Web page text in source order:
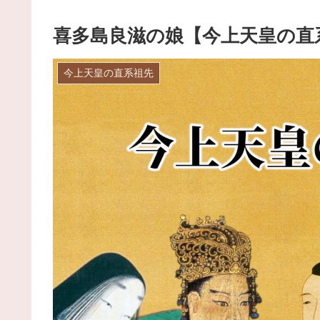
喜多島良滋の娘【今上天皇の直
今上天皇の直系祖先